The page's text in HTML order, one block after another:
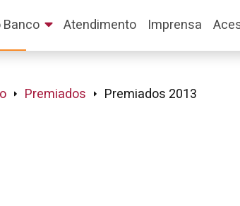
Banco Atendimento Imprensa
Premiados Premiados 2013